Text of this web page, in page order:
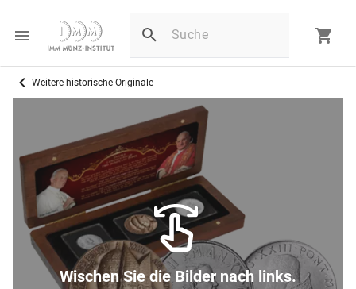
Weitere historische Originale
Wischen Sie die Bilder nach links.